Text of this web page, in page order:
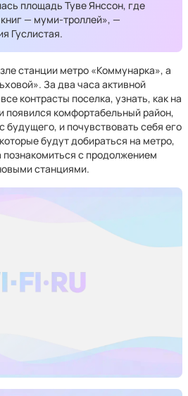
площадь Туве Янссон, где
— муми-троллей», —
Гуслистая.
станции метро «Коммунарка», а
За два часа активной
контрасты поселка, узнать, как на
появился комфортабельный район,
и почувствовать себя его
будут добираться на метро,
познакомиться с продолжением
станциями.